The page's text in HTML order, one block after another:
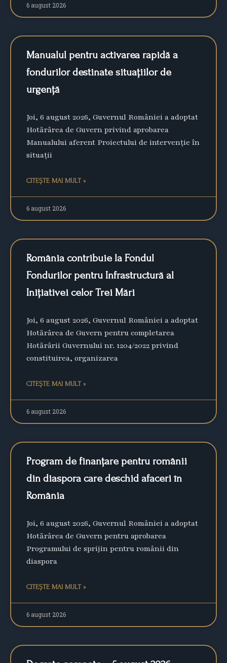
6 august 2026
Manualul pentru activarea rapidă a
fondurilor destinate situațiilor de
urgență
Joi, 6 august 2026, Guvernul României a adoptat
Hotărârea de Guvern privind aprobarea
Manualului aferent Proiectului de intervenţie în
situaţii
CITEȘTE MAI MULT »
6 august 2026
România contribuie la Fondul
Fondurilor pentru Infrastructură al
Inițiativei celor Trei Mări
Joi, 6 august 2026, Guvernul României a adoptat
Hotărârea de Guvern pentru completarea
Hotărârii Guvernului nr. 1204/2022 privind
constituirea, organizarea
CITEȘTE MAI MULT »
6 august 2026
Program de finanțare pentru românii
din diaspora care deschid afaceri în
România
Joi, 6 august 2026, Guvernul României a adoptat
Hotărârea de Guvern pentru aprobarea
Programului de sprijin pentru românii din
diaspora
CITEȘTE MAI MULT »
6 august 2026